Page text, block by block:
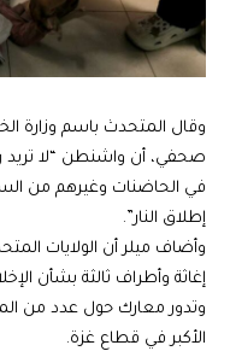
وقال المتحدث باسم وزارة
صحفي، أن واشنطن “لا تريد
في الحاضنات وغيرهم من
إطلاق النار”.
وأضاف ميلر أن الولايات
إغاثة وأطراف ثالثة بشأن
وتدور معارك حول عدد من
الأكبر في قطاع غزة.